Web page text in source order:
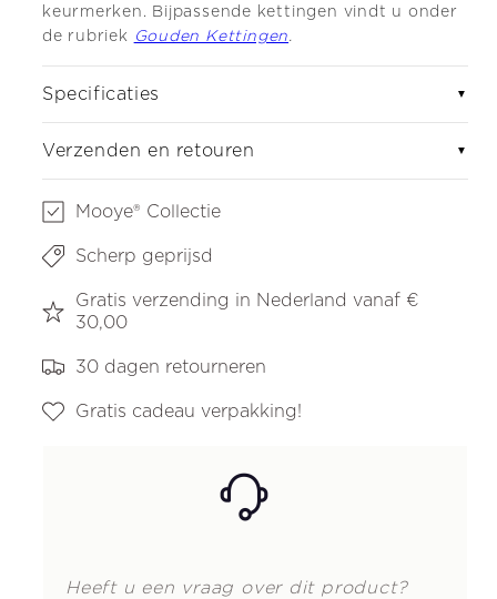
keurmerken. Bijpassende kettingen vindt u onder
de rubriek
Gouden Kettingen
Specificaties ▼
Verzenden en retouren ▼
Mooye® Collectie
Scherp geprijsd
Gratis verzending in Nederland vanaf €
30,00
30 dagen retourneren
Gratis cadeau verpakking!
Heeft u een vraag over dit product?